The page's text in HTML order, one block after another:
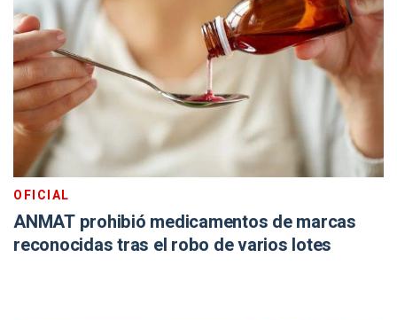
OFICIAL
ANMAT prohibió medicamentos de marcas
reconocidas tras el robo de varios lotes